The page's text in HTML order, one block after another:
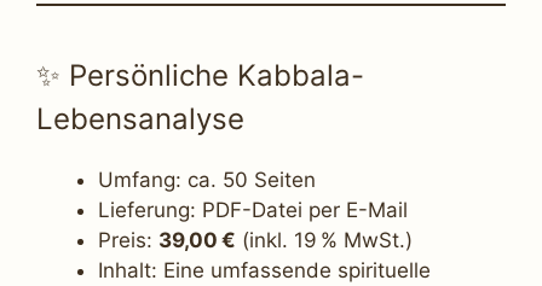
✨ Persönliche Kabbala-
Lebensanalyse
Umfang: ca. 50 Seiten
Lieferung: PDF-Datei per E-Mail
Preis: 39,00 € (inkl. 19 % MwSt.)
Inhalt: Eine umfassende spirituelle